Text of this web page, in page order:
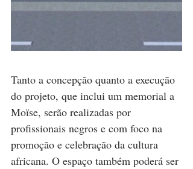
Tanto a concepção quanto a execução
do projeto, que inclui um memorial a
Moïse, serão realizadas por
profissionais negros e com foco na
promoção e celebração da cultura
africana. O espaço também poderá ser